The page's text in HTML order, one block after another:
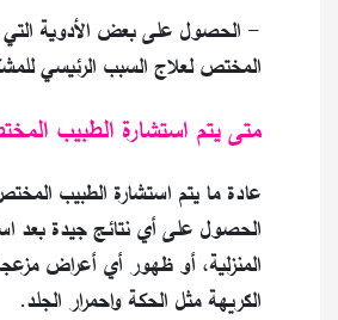
- الحصول على بعض الأدوية التي
المختص لعلاج السبب الرئيسي
متى يتم استشارة الطبيب
عادة ما يتم استشارة الطبيب
الحصول على أي نتائج جيدة بعد
المنزلية، أو ظهور أي أعراض
الكريهة مثل الحكة واحمرار الجلد.